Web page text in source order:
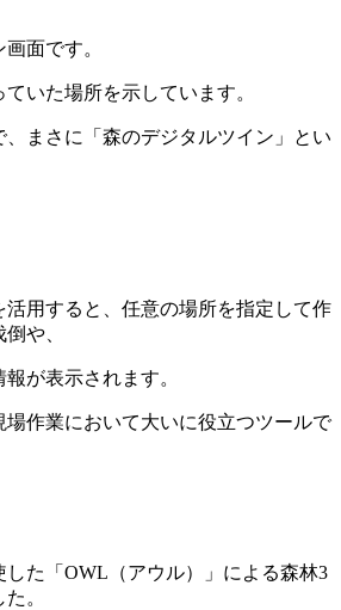
面です。
いた場所を示しています。
まさに「森のデジタルツイン」とい
用すると、任意の場所を指定して作
や、
が表示されます。
場作業において大いに役立つツールで
た「OWL（アウル）」による森林3
。